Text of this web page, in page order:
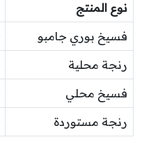
نوع المنتج
فسيخ بوري جامبو
رنجة محلية
فسيخ محلي
رنجة مستوردة